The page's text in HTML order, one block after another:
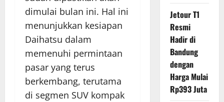
dimulai bulan ini. Hal ini
menunjukkan kesiapan
Daihatsu dalam
memenuhi permintaan
pasar yang terus
berkembang, terutama
di segmen SUV kompak
Jetour T1
Resmi
Hadir di
Bandung
dengan
Harga Mulai
Rp393 Juta